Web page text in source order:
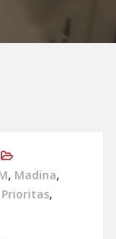
, Madina,
Prioritas,